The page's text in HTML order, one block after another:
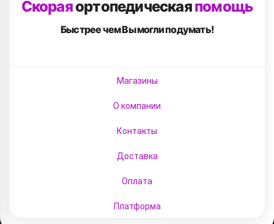
Скораяортопедическаяпомощь
Быстрее чем Вымогли подумать!
Магазины
О компании
Контакты
Доставка
Оплата
Платформа